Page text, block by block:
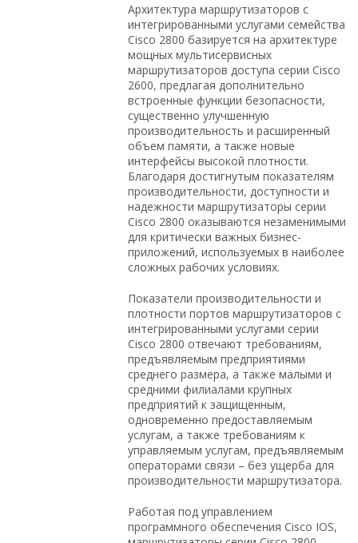
Архитектура маршрутизаторов с
интегрированными услугами семейства
Cisco 2800 базируется на архитектуре
мощных мультисервисных
маршрутизаторов доступа серии Cisco
2600, предлагая дополнительно
встроенные функции безопасности,
существенно улучшенную
производительность и расширенный
объем памяти, а также новые
интерфейсы высокой плотности.
Благодаря достигнутым показателям
производительности, доступности и
надежности маршрутизаторы серии
Cisco 2800 оказываются незаменимыми
для критически важных бизнес-
приложений, используемых в наиболее
сложных рабочих условиях.
Показатели производительности и
плотности портов маршрутизаторов с
интегрированными услугами серии
Cisco 2800 отвечают требованиям,
предъявляемым предприятиями
среднего размера, а также малыми и
средними филиалами крупных
предприятий к защищенным,
одновременно предоставляемым
услугам, а также требованиям к
управляемым услугам, предъявляемым
операторами связи – без ущерба для
производительности маршрутизатора.
Работая под управлением
программного обеспечения Cisco IOS,